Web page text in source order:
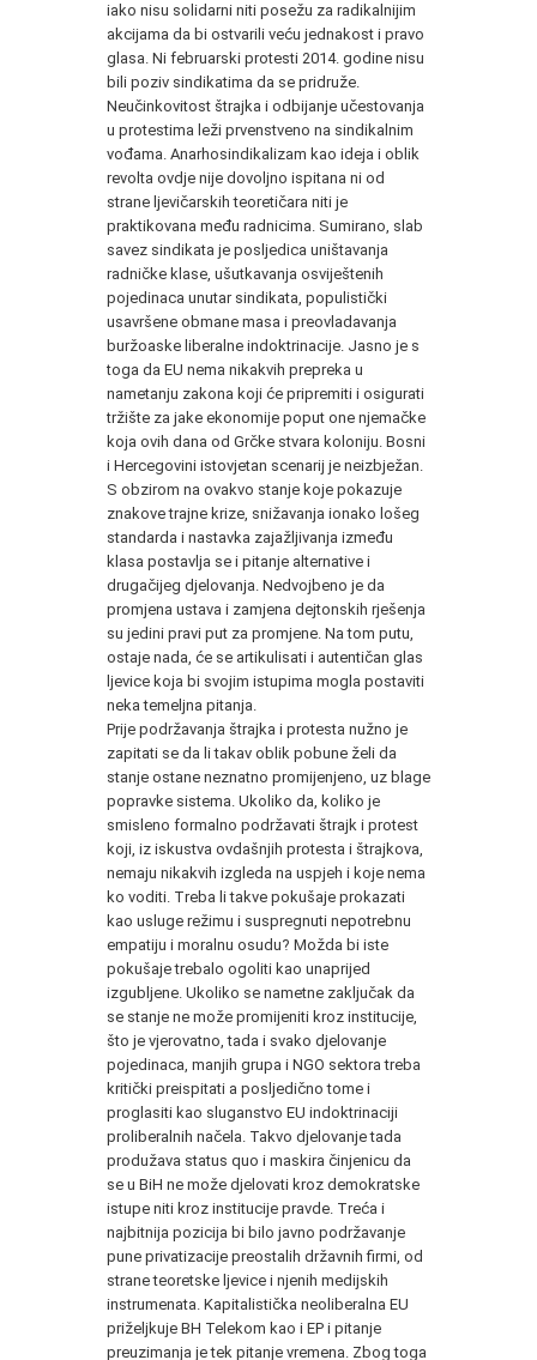
iako nisu solidarni niti posežu za radikalnijim
akcijama da bi ostvarili veću jednakost i pravo
glasa. Ni februarski protesti 2014. godine nisu
bili poziv sindikatima da se pridruže.
Neučinkovitost štrajka i odbijanje učestovanja
u protestima leži prvenstveno na sindikalnim
vođama. Anarhosindikalizam kao ideja i oblik
revolta ovdje nije dovoljno ispitana ni od
strane ljevičarskih teoretičara niti je
praktikovana među radnicima. Sumirano, slab
savez sindikata je posljedica uništavanja
radničke klase, ušutkavanja osviještenih
pojedinaca unutar sindikata, populistički
usavršene obmane masa i preovladavanja
buržoaske liberalne indoktrinacije. Jasno je s
toga da EU nema nikakvih prepreka u
nametanju zakona koji će pripremiti i osigurati
tržište za jake ekonomije poput one njemačke
koja ovih dana od Grčke stvara koloniju. Bosni
i Hercegovini istovjetan scenarij je neizbježan.
S obzirom na ovakvo stanje koje pokazuje
znakove trajne krize, snižavanja ionako lošeg
standarda i nastavka zajažljivanja između
klasa postavlja se i pitanje alternative i
drugačijeg djelovanja. Nedvojbeno je da
promjena ustava i zamjena dejtonskih rješenja
su jedini pravi put za promjene. Na tom putu,
ostaje nada, će se artikulisati i autentičan glas
ljevice koja bi svojim istupima mogla postaviti
neka temeljna pitanja.
Prije podržavanja štrajka i protesta nužno je
zapitati se da li takav oblik pobune želi da
stanje ostane neznatno promijenjeno, uz blage
popravke sistema. Ukoliko da, koliko je
smisleno formalno podržavati štrajk i protest
koji, iz iskustva ovdašnjih protesta i štrajkova,
nemaju nikakvih izgleda na uspjeh i koje nema
ko voditi. Treba li takve pokušaje prokazati
kao usluge režimu i suspregnuti nepotrebnu
empatiju i moralnu osudu? Možda bi iste
pokušaje trebalo ogoliti kao unaprijed
izgubljene. Ukoliko se nametne zaključak da
se stanje ne može promijeniti kroz institucije,
što je vjerovatno, tada i svako djelovanje
pojedinaca, manjih grupa i NGO sektora treba
kritički preispitati a posljedično tome i
proglasiti kao sluganstvo EU indoktrinaciji
proliberalnih načela. Takvo djelovanje tada
produžava status quo i maskira činjenicu da
se u BiH ne može djelovati kroz demokratske
istupe niti kroz institucije pravde. Treća i
najbitnija pozicija bi bilo javno podržavanje
pune privatizacije preostalih državnih firmi, od
strane teoretske ljevice i njenih medijskih
instrumenata. Kapitalistička neoliberalna EU
priželjkuje BH Telekom kao i EP i pitanje
preuzimanja je tek pitanje vremena. Zbog toga